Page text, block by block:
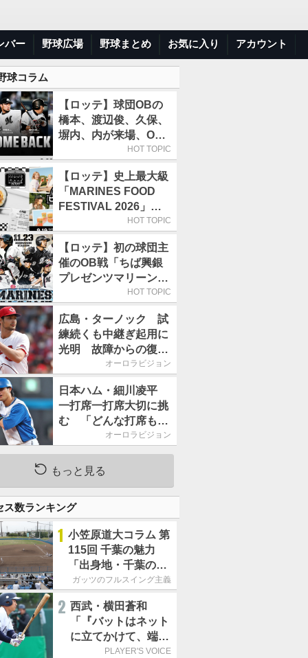
バー 野球広場 野球まとめ お気に入り アカウント
球コラム
【ロッテ】球団OBの
橋本、渡辺俊、久保、
塀内、内が来場、OB
解説も／9月22日開催
HOT TOPIC
【ロッテ】史上最大級
「MARINES FOOD
FESTIVAL 2026」第4
弾「KOREAN
日／初日はビール半額
デー
HOT TOPIC
【ロッテ】初の球団主
催のOB戦「ちば興銀
プレゼンツマリーンズ
スペシャルゲーム
催
HOT TOPIC
広島・ターノック 試
練続くも中継ぎ起用に
光明 故障からの復帰
期す／助っ人前半戦通
オーロラビジョン
日本ハム・細川凌平
一打席一打席大切に挑
む 「どんな打席も何
か意味のある打席にし
く！
オーロラビジョン
もっと見る
ス数ランキング
1 小笠原道大コラム 第
115回 千葉の魅力
「出身地・千葉の話
の続き。昔から野球
す」
ガッツのフルスイング主義
2 西武・横田蒼和
「『バットはネット
に立てかけて、端に
置くんだぞ』と栗山
PLAYER'S VOICE